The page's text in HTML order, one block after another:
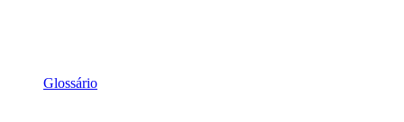
Glossário